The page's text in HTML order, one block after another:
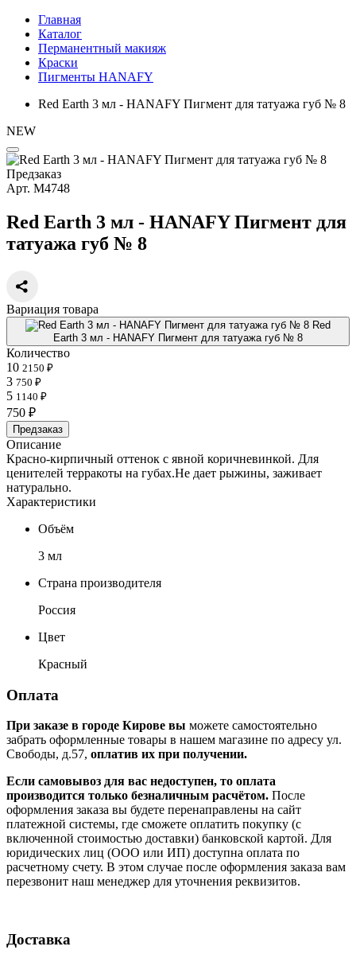
Главная
Каталог
Перманентный макияж
Краски
Пигменты HANAFY
Red Earth 3 мл - HANAFY Пигмент для татуажа губ № 8
NEW
Предзаказ
Арт. М4748
Red Earth 3 мл - HANAFY Пигмент для
татуажа губ № 8
Вариация товара
Red
Earth 3 мл - HANAFY Пигмент для татуажа губ № 8
Количество
10 2150 ₽
3 750 ₽
5 1140 ₽
750 ₽
Предзаказ
Описание
Красно-кирпичный оттенок с явной коричневинкой. Для
ценителей терракоты на губах.Не дает рыжины, заживает
натурально.
Характеристики
Объём
3 мл
Страна производителя
Россия
Цвет
Красный
Оплата
При заказе в городе Кирове вы можете самостоятельно
забрать оформленные товары в нашем магазине по адресу ул.
Свободы, д.57, оплатив их при получении.
Если самовывоз для вас недоступен, то оплата
производится только безналичным расчётом. После
оформления заказа вы будете перенаправлены на сайт
платежной системы, где сможете оплатить покупку (с
включенной стоимостью доставки) банковской картой. Для
юридических лиц (ООО или ИП) доступна оплата по
расчетному счету. В этом случае после оформления заказа вам
перезвонит наш менеджер для уточнения реквизитов.
Доставка